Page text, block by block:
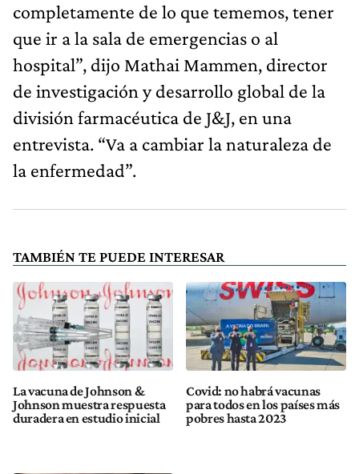
completamente de lo que tememos, tener
que ir a la sala de emergencias o al
hospital”, dijo Mathai Mammen, director
de investigación y desarrollo global de la
división farmacéutica de J&J, en una
entrevista. “Va a cambiar la naturaleza de
la enfermedad”.
TAMBIÉN TE PUEDE INTERESAR
La vacuna de Johnson &
Johnson muestra respuesta
duradera en estudio inicial
Covid: no habrá vacunas
para todos en los países más
pobres hasta 2023